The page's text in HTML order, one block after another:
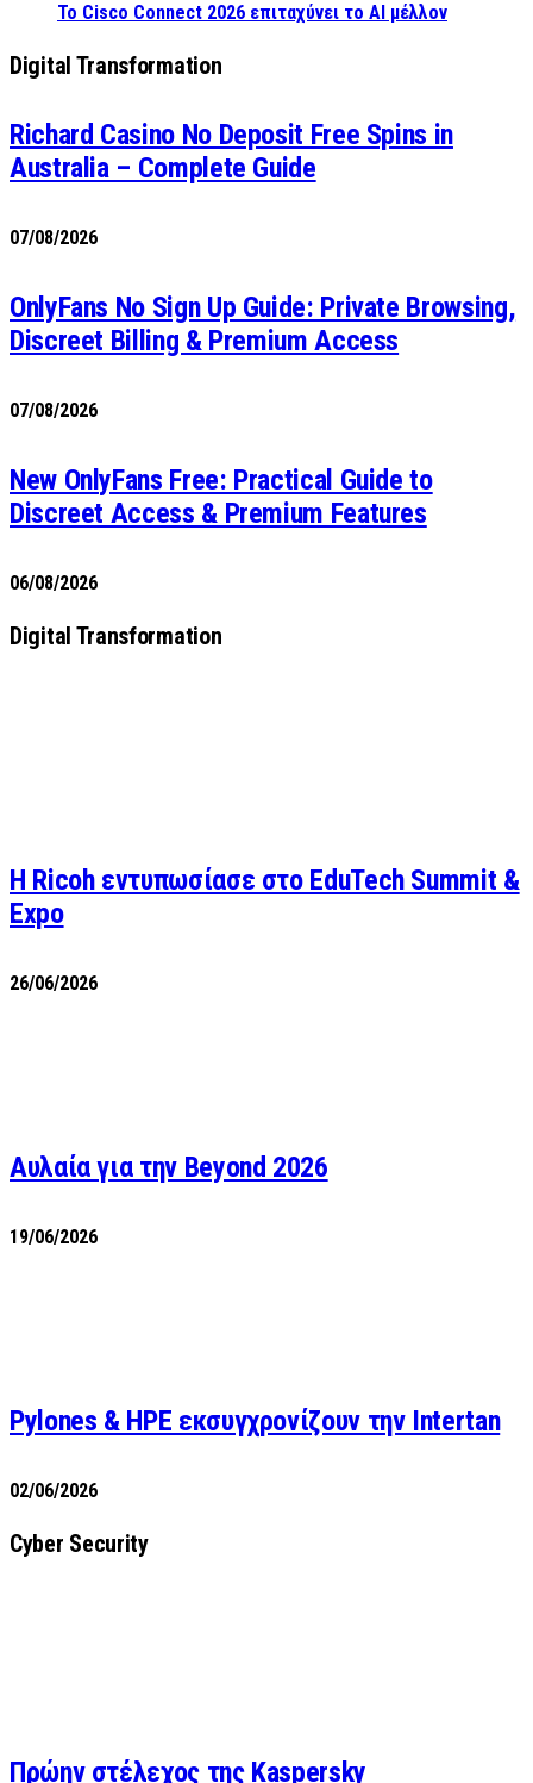
Το Cisco Connect 2026 επιταχύνει το AI μέλλον
Digital Transformation
Richard Casino No Deposit Free Spins in
Australia – Complete Guide
07/08/2026
OnlyFans No Sign Up Guide: Private Browsing,
Discreet Billing & Premium Access
07/08/2026
New OnlyFans Free: Practical Guide to
Discreet Access & Premium Features
06/08/2026
Digital Transformation
Η Ricoh εντυπωσίασε στο EduTech Summit &
Expo
26/06/2026
Αυλαία για την Beyond 2026
19/06/2026
Pylones & HPE εκσυγχρονίζουν την Intertan
02/06/2026
Cyber Security
Πρώην στέλεχος της Kaspersky